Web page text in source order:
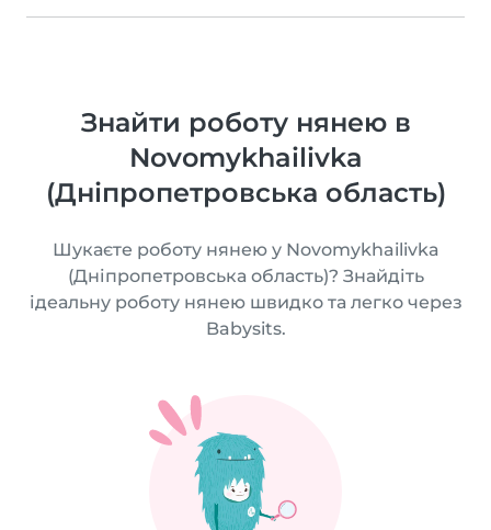
Знайти роботу нянею в
Novomykhailivka
(Дніпропетровська область)
Шукаєте роботу нянею у Novomykhailivka
(Дніпропетровська область)? Знайдіть
ідеальну роботу нянею швидко та легко через
Babysits.